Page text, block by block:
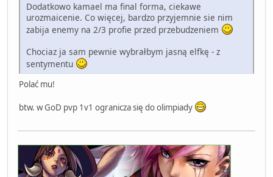
Dodatkowo kamael ma final forma, ciekawe
urozmaicenie. Co więcej, bardzo przyjemnie sie nim
zabija enemy na 2/3 profie przed przebudzeniem
Chociaz ja sam pewnie wybrałbym jasną elfkę - z
sentymentu
Polać mu!
btw. w GoD pvp 1v1 ogranicza się do olimpiady